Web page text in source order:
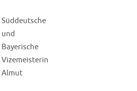
Süddeutsche
und
Bayerische
Vizemeisterin
Almut